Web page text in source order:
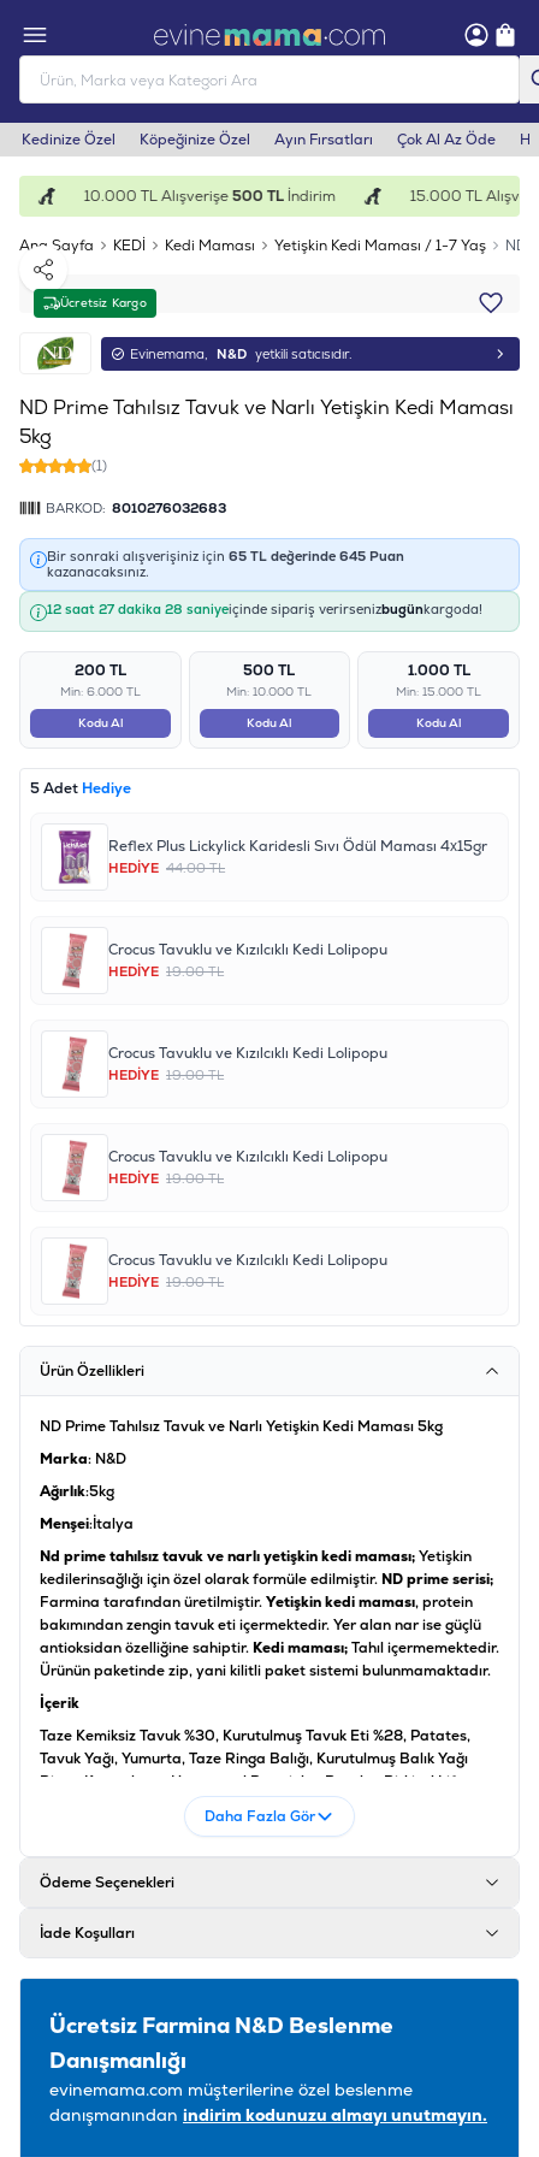
Kedinize Özel Köpeğinize Özel Ayın Fırsatları Çok Al Az Öde
10.000 TL Alışverişe500 TLİndirim 15.000 TL
Ana Sayfa KEDİ Kedi Maması Yetişkin Kedi Maması / 1-7 Yaş ND
Ücretsiz Kargo
Paylaş
Evinemama, N&D yetkili satıcısıdır.
ND Prime Tahılsız Tavuk ve Narlı Yetişkin Kedi Maması
5kg
(1)
BARKOD: 8010276032683
Bir sonraki alışverişiniz için 65 TL değerinde 645 Puan
kazanacaksınız.
12 saat 27 dakika 28 saniyeiçinde sipariş verirsenizbugünkargoda!
200 TL
Min: 6.000 TL
Kodu Al
500 TL
Min: 10.000 TL
Kodu Al
1.000 TL
Min: 15.000 TL
Kodu Al
5 Adet Hediye
Reflex Plus Lickylick Karidesli Sıvı Ödül Maması 4x15gr
HEDİYE 44.00 TL
Crocus Tavuklu ve Kızılcıklı Kedi Lolipopu
HEDİYE 19.00 TL
Crocus Tavuklu ve Kızılcıklı Kedi Lolipopu
HEDİYE 19.00 TL
Crocus Tavuklu ve Kızılcıklı Kedi Lolipopu
HEDİYE 19.00 TL
Crocus Tavuklu ve Kızılcıklı Kedi Lolipopu
HEDİYE 19.00 TL
Ürün Özellikleri
ND Prime Tahılsız Tavuk ve Narlı Yetişkin Kedi Maması 5kg
Marka: N&D
Ağırlık:5kg
Menşei:İtalya
Nd prime tahılsız tavuk ve narlı yetişkin kedi maması;Yetişkin
kedilerinsağlığı için özel olarak formüle edilmiştir. ND prime serisi;
Farmina tarafından üretilmiştir.Yetişkin kedi maması, protein
bakımından zengin tavuk eti içermektedir. Yer alan nar ise güçlü
antioksidan özelliğine sahiptir. Kedi maması;Tahıl içermemektedir.
Ürünün paketinde zip, yani kilitli paket sistemi bulunmamaktadır.
İçerik
Taze Kemiksiz Tavuk %30, Kurutulmuş Tavuk Eti %28, Patates,
Tavuk Yağı, Yumurta, Taze Ringa Balığı, Kurutulmuş Balık Yağı
Ringa Kurutulmuş, Hayvansal Proteinler, Bezelye Bitkisel Lif,
Kurutulmuş Havuç, Un Hidrolize Kurutulmuş Yonca, İnulin,
Fruktooligosakkarid,, Mannanoligosaccharides, Nar Tozu %0.5,
Üzümü Tozu, Tatlı Portakal, Kızılcık Tozu, Klorür Kurutulmuş
Sodyum, Maya, Zerdeçal Kökü %0.2, Glukozamin, Kondroitin
Sülfat Kurutulur.
Kalsiyum: %1.50, Ham kül: % 8.50, Kondroitin: 900.00mg/kg, Ham
Ham: % 20.00, Magnezyum: %0.09, Ham protein: %44.00, Nem:
9.00%, EPA: % 0.30, DHA: % 0.50, Enerji değeri EM:
3824.50Kcal/Kg, Enerji değer kg: 16.00Mj/kg
Katkı Maddeleri
Daha Fazla Gör
Ödeme Seçenekleri
İade Koşulları
Ücretsiz Farmina N&D Beslenme
Danışmanlığı
evinemama.com müşterilerine özel beslenme
danışmanından indirim kodunuzu almayı unutmayın.